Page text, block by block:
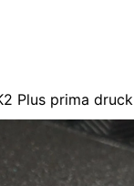
Plus prima druck